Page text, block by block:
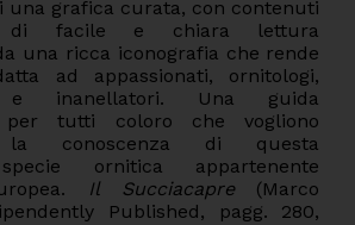
una grafica curata, con contenuti
di facile e chiara lettura
una ricca iconografia che rende
ad appassionati, ornitologi,
e inanellatori. Una guida
per tutti coloro che vogliono
la conoscenza di questa
ornitica appartenente
Il Succiacapre (Marco
Published, pagg. 280,